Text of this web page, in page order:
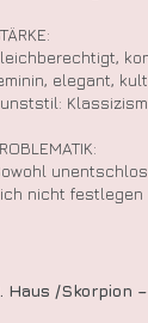
elegant,
nicht festlegen
Haus /